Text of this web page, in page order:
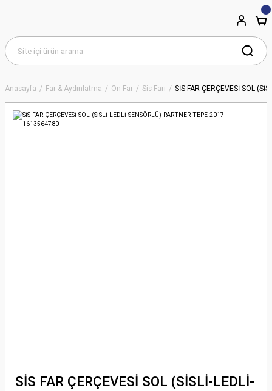
Anasayfa Far & Aydınlatma Ön Far Sis Farı SİS FAR ÇERÇEVESİ SOL
SİS FAR ÇERÇEVESİ SOL (SİSLİ-LEDLİ-